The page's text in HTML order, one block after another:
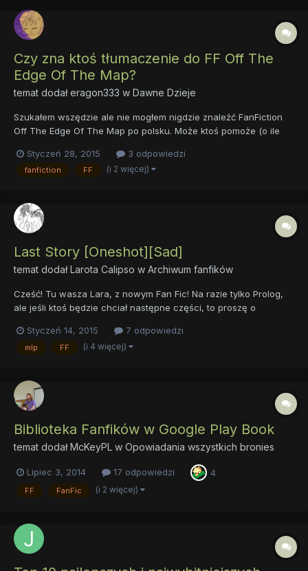
Czy zna ktoś tłumaczenie do FF Off The
Edge Of The Map?
temat dodałeragon333 w Dawne Dzieje
Szukałem wszędzie ale nie mogłem nigdzie znaleźć FanFiction
Off The Edge Of The Map po polsku. Może ktoś pomoże (o ile
Styczeń 28, 2015
3 odpowiedzi
fanfiction FF (i 2 więcej)
Last Story [Oneshot][Sad]
temat dodałLarota Calipso w Archiwum fanfików
Cześć! Tu wasza Lara, z nowym Fan Fic! Na razie tylko Prolog,
ale jeśli ktoś będzie chciał następne części, to proszę o
zwyczajnie normalny dzień. Słońce świeciło, ptaki śpiewały.
Udało mi się nawet podejść do jednego...
Styczeń 14, 2015 7 odpowiedzi
mlp FF (i 4 więcej)
Biblioteka Fanfików w Google Play Book
temat dodałMcKeyPL w Opowiadania wszystkich bronies
Lipiec 3, 2014 17 odpowiedzi 4
FF FanFic (i 2 więcej)